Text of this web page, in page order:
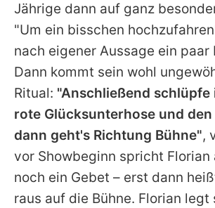
Jährige dann auf ganz
"Um ein bisschen
nach eigener Aussage ein paar
Dann kommt sein wohl
Ritual: "Anschließend schlüpfe
rote Glücksunterhose und
dann geht's Richtung Bühne",
vor Showbeginn spricht Florian
noch ein Gebet – erst dann
raus auf die Bühne. Florian legt